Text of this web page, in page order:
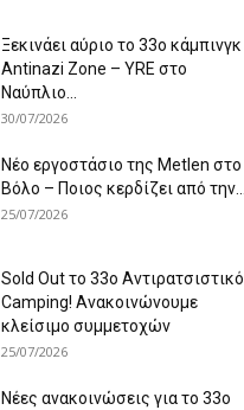
Ξεκινάει αύριο το 33ο κάμπινγκ
Antinazi Zone – YRE στο
Ναύπλιο...
30/07/2026
Νέο εργοστάσιο της Metlen στο
Βόλο – Ποιος κερδίζει από την...
25/07/2026
Sold Out το 33ο Αντιρατσιστικό
Camping! Ανακοινώνουμε
κλείσιμο συμμετοχών
25/07/2026
Νέες ανακοινώσεις για το 33ο